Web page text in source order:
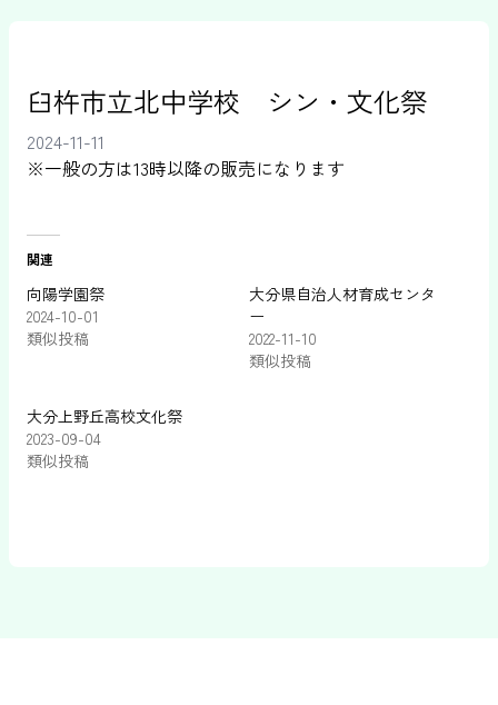
臼杵市立北中学校 シン・文化祭
2024-11-11
※一般の方は13時以降の販売になります
関連
向陽学園祭
2024-10-01
類似投稿
大分県自治人材育成センタ
ー
2022-11-10
類似投稿
大分上野丘高校文化祭
2023-09-04
類似投稿